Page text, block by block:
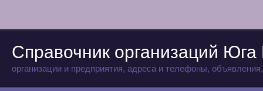
Справочник организаций Юга
организации и предприятия, адреса и телефоны,